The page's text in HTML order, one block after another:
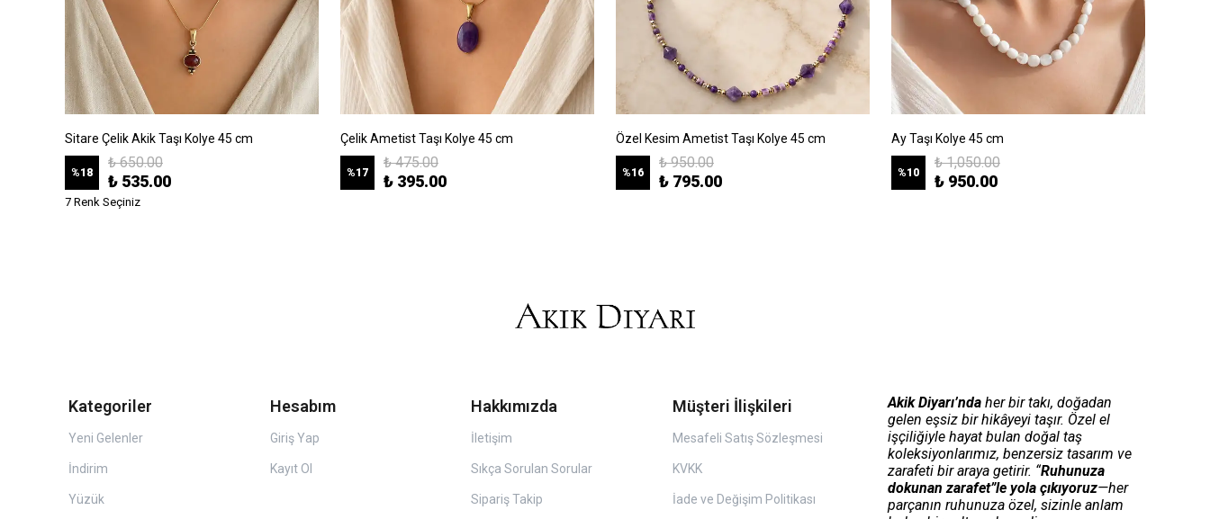
Sitare Çelik Akik Taşı Kolye 45 cm
%18
₺ 650.00
₺ 535.00
7 Renk Seçiniz
Çelik Ametist Taşı Kolye 45 cm
%17
₺ 475.00
₺ 395.00
Özel Kesim Ametist Taşı Kolye 45 cm
%16
₺ 950.00
₺ 795.00
Ay Taşı Kolye 45 cm
%10
₺ 1,050.00
₺ 950.00
Kategoriler
Yeni Gelenler
İndirim
Yüzük
Hesabım
Giriş Yap
Kayıt Ol
Hakkımızda
İletişim
Sıkça Sorulan Sorular
Sipariş Takip
Müşteri İlişkileri
Mesafeli Satış Sözleşmesi
KVKK
İade ve Değişim Politikası
Akik Diyarı’nda her bir takı, doğadan
gelen eşsiz bir hikâyeyi taşır. Özel el
işçiliğiyle hayat bulan doğal taş
koleksiyonlarımız, benzersiz tasarım ve
zarafeti bir araya getirir. “Ruhunuza
dokunan zarafet”le yola çıkıyoruz—her
parçanın ruhunuza özel, sizinle anlam